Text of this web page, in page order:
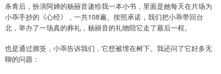
杀青后，扮演阿婵的杨丽音递给我一本小书，里面是她每天在片场为
小乖手抄的《心经》，一共108遍。按照承诺，我们把小乖带回台
北，举办了一场真的葬礼，杨丽音的礼物陪它走了最后一程。
也是通过掷筊，小乖告诉我们，它想被埋在树下。我还问了它好多无
聊的问题：